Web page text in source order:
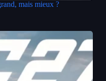
mais mieux ?